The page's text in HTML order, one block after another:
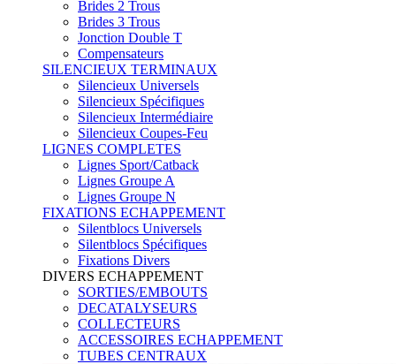
Brides 2 Trous
Brides 3 Trous
Jonction Double T
Compensateurs
SILENCIEUX TERMINAUX
Silencieux Universels
Silencieux Spécifiques
Silencieux Intermédiaire
Silencieux Coupes-Feu
LIGNES COMPLETES
Lignes Sport/Catback
Lignes Groupe A
Lignes Groupe N
FIXATIONS ECHAPPEMENT
Silentblocs Universels
Silentblocs Spécifiques
Fixations Divers
DIVERS ECHAPPEMENT
SORTIES/EMBOUTS
DECATALYSEURS
COLLECTEURS
ACCESSOIRES ECHAPPEMENT
TUBES CENTRAUX